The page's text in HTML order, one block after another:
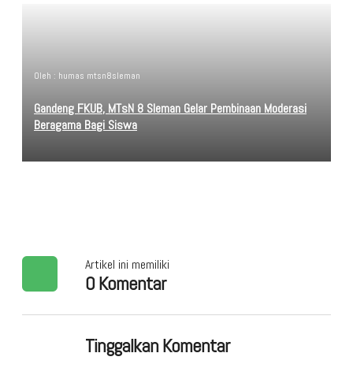
Oleh : humas mtsn8sleman
Gandeng FKUB, MTsN 8 Sleman Gelar Pembinaan Moderasi
Beragama Bagi Siswa
Artikel ini memiliki
0 Komentar
Tinggalkan Komentar